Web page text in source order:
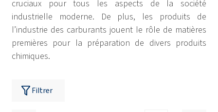
cruciaux pour tous les aspects de la société
industrielle moderne. De plus, les produits de
l’industrie des carburants jouent le rôle de matières
premières pour la préparation de divers produits
chimiques.
Filtrer